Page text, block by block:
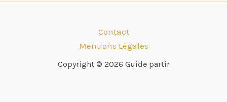
Contact
Mentions Légales
Copyright © 2026 Guide partir